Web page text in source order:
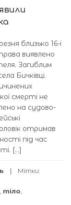
близько 16-ї
виявлено
Загиблим
Бичківці.
смерті не
на судово-
отримав
під час
[…]
Мітки:
тіло